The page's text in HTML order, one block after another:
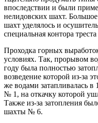
впоследствии и были
нелидовских шахт.
шахт уделялось и
специальная контора
Проходка горных
условиях. Так, прорывом
году была полностью
возведение которой из-за
же водами затапливалась в
№ 1, на откачку которой
Также из-за затопления
шахты № 6.